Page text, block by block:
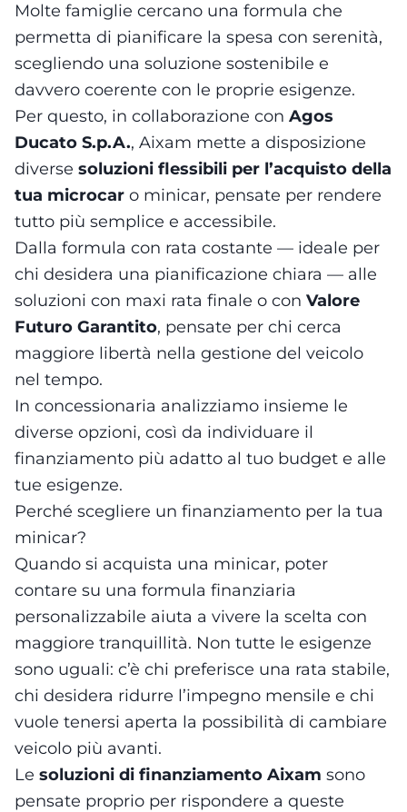
Molte famiglie cercano una formula che
permetta di pianificare la spesa con serenità,
scegliendo una soluzione sostenibile e
davvero coerente con le proprie esigenze.
Per questo, in collaborazione con Agos
Ducato S.p.A., Aixam mette a disposizione
diverse soluzioni flessibili per l’acquisto della
tua microcar o minicar, pensate per rendere
tutto più semplice e accessibile.
Dalla formula con rata costante — ideale per
chi desidera una pianificazione chiara — alle
soluzioni con maxi rata finale o con Valore
Futuro Garantito, pensate per chi cerca
maggiore libertà nella gestione del veicolo
nel tempo.
In concessionaria analizziamo insieme le
diverse opzioni, così da individuare il
finanziamento più adatto al tuo budget e alle
tue esigenze.
Perché scegliere un finanziamento per la tua
minicar?
Quando si acquista una minicar, poter
contare su una formula finanziaria
personalizzabile aiuta a vivere la scelta con
maggiore tranquillità. Non tutte le esigenze
sono uguali: c’è chi preferisce una rata stabile,
chi desidera ridurre l’impegno mensile e chi
vuole tenersi aperta la possibilità di cambiare
veicolo più avanti.
Le soluzioni di finanziamento Aixam sono
pensate proprio per rispondere a queste